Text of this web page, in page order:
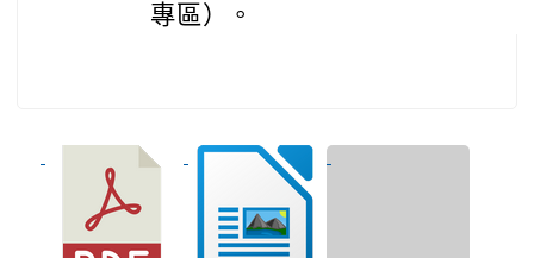
專區）。